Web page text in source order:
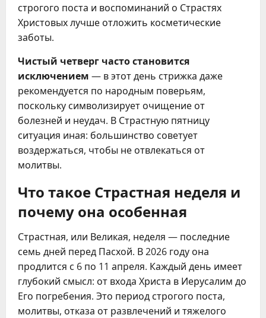
строгого поста и воспоминаний о Страстях
Христовых лучше отложить косметические
заботы.
Чистый четверг часто становится
исключением — в этот день стрижка даже
рекомендуется по народным поверьям,
поскольку символизирует очищение от
болезней и неудач. В Страстную пятницу
ситуация иная: большинство советует
воздержаться, чтобы не отвлекаться от
молитвы.
Что такое Страстная неделя и
почему она особенная
Страстная, или Великая, неделя — последние
семь дней перед Пасхой. В 2026 году она
продлится с 6 по 11 апреля. Каждый день имеет
глубокий смысл: от входа Христа в Иерусалим до
Его погребения. Это период строгого поста,
молитвы, отказа от развлечений и тяжелого